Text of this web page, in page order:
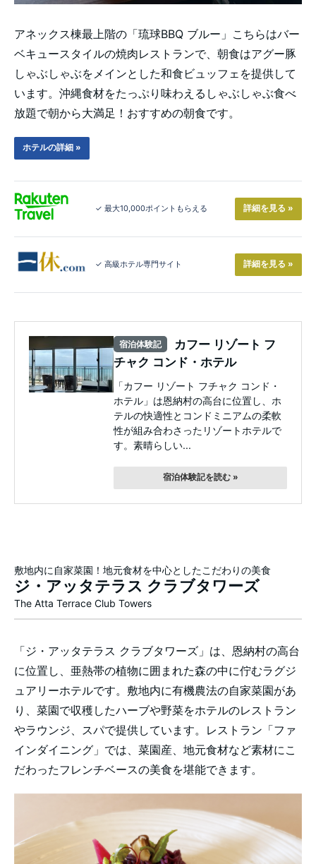
アネックス棟最上階の「琉球BBQ ブルー」こちらはバー
ベキュースタイルの焼肉レストランで、朝食はアグー豚
しゃぶしゃぶをメインとした和食ビュッフェを提供して
います。沖縄食材をたっぷり味わえるしゃぶしゃぶ食べ
放題で朝から大満足！おすすめの朝食です。
ホテルの詳細 »
✓ 最大10,000ポイントもらえる 詳細を見る »
✓ 高級ホテル専門サイト 詳細を見る »
宿泊体験記
カフー リゾート フ
チャク コンド・ホテル
「カフー リゾート フチャク コンド・
ホテル」は恩納村の高台に位置し、ホ
テルの快適性とコンドミニアムの柔軟
性が組み合わさったリゾートホテルで
す。素晴らしい...
宿泊体験記を読む »
敷地内に自家菜園！地元食材を中心としたこだわりの美食
ジ・アッタテラス クラブタワーズ
The Atta Terrace Club Towers
「ジ・アッタテラス クラブタワーズ」は、恩納村の高台
に位置し、亜熱帯の植物に囲まれた森の中に佇むラグジ
ュアリーホテルです。敷地内に有機農法の自家菜園があ
り、菜園で収穫したハーブや野菜をホテルのレストラン
やラウンジ、スパで提供しています。レストラン「ファ
インダイニング」では、菜園産、地元食材など素材にこ
だわったフレンチベースの美食を堪能できます。